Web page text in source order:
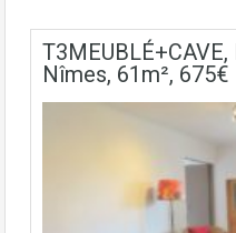
Nîmes, 61m², 675€